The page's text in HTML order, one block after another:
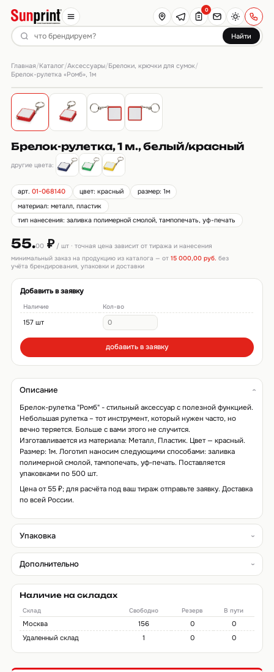
Найти
0
Главная/Каталог/Аксессуары/Брелоки, крючки для сумок/
Брелок-рулетка «Ромб», 1м
Брелок-рулетка, 1 м., белый/красный
другие цвета:
арт.01-068140 цвет: красный
размер: 1м
материал: металл, пластик
тип нанесения: заливка полимерной смолой, тампопечать, уф-печать
55.00₽/ шт · точная цена зависит от тиража и нанесения
минимальный заказ на продукцию из каталога — от 15 000,00 руб. без
учёта брендирования, упаковки и доставки
Добавить в заявку
Наличие Кол-во
157 шт
добавить в заявку
Описание
Брелок-рулетка "Ромб" - стильный аксессуар с полезной функцией.
Небольшая рулетка – тот инструмент, который нужен часто, но
вечно теряется. Больше с вами этого не случится.
Изготавливается из материала: Металл, Пластик. Цвет — красный.
Размер: 1м. Логотип наносим следующими способами: заливка
полимерной смолой, тампопечать, уф-печать. Поставляется
упаковками по 500 шт.
Цена от 55 ₽; для расчёта под ваш тираж отправьте заявку. Доставка
по всей России.
Упаковка
Дополнительно
Наличие на складах
Склад Свободно Резерв В пути
Москва 156 0
0
Удаленный склад
1 0 0